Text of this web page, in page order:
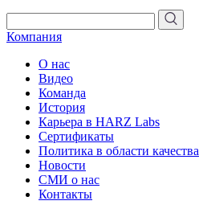
Компания
О нас
Видео
Команда
История
Карьера в HARZ Labs
Сертификаты
Политика в области качества
Новости
СМИ о нас
Контакты